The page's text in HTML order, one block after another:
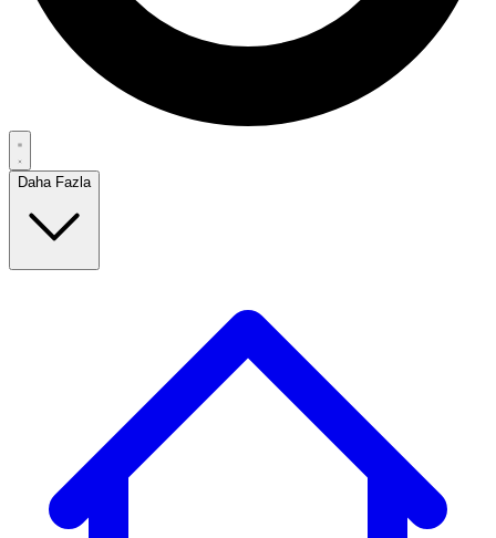
Daha Fazla